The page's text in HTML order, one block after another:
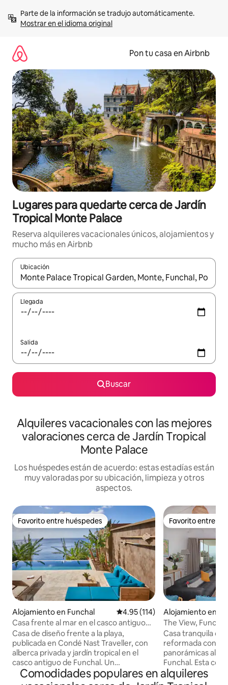
contenidoMostrar en el idioma original
Pon tu casa en Airbnb
Lugares para quedarte cerca de Jardín
Tropical Monte Palace
Reserva alquileres vacacionales únicos, alojamientos y
mucho más en Airbnb
Ubicación
Cuando los resultados estén disponibles, navega con las
Llegada
Salida
Buscar
Alquileres vacacionales con las mejores
valoraciones cerca de Jardín Tropical
Monte Palace
Los huéspedes están de acuerdo: estas estadías están
muy valoradas por su ubicación, limpieza y otros
aspectos.
Favorito entre huéspedes
Favorito entre huéspedes
Alojamiento en Funchal Calificación promedio: 4.95 de
4.95 (114)
Casa frente al mar en el casco antiguo
de Funchal con piscina y jardín
Casa de diseño frente a la playa,
publicada en Condé Nast Traveller, con
alberca privada y jardín tropical en el
casco antiguo de Funchal. Un
impresionante oasis a solo 5 minutos a
pie del centro de la ciudad, la playa y los
Favorito entre
Favorito entre
Alojamiento en
The View, Funchal
Casa tranquila
reformada con
panorámicas al
Funchal. Esta
contemporánea
pared de cristal
Comodidades populares en alquileres